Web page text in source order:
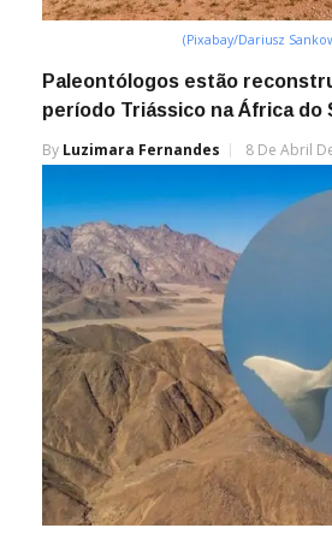
(Pixabay/Dariusz
Paleontólogos estão
período Triássico na África do
By Luzimara Fernandes 8 De Abril